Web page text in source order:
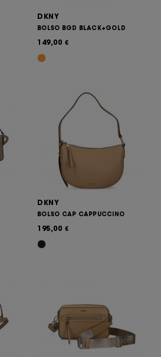
DKNY
BOLSO BGD BLACK+GOLD
149,00 €
DKNY
BOLSO CAP CAPPUCCINO
195,00 €